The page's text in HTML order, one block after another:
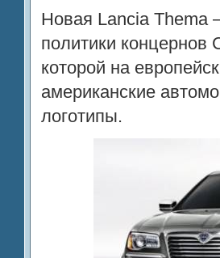
Новая Lancia Thema
политики концернов
которой на
американские
логотипы.